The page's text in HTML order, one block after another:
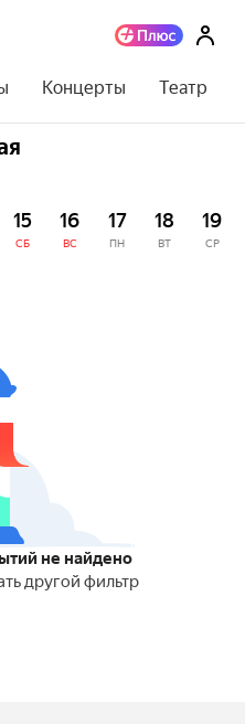
Концерты Театр
15
СБ
16
ВС
17
ПН
18
ВТ
19
СР
не найдено
другой фильтр